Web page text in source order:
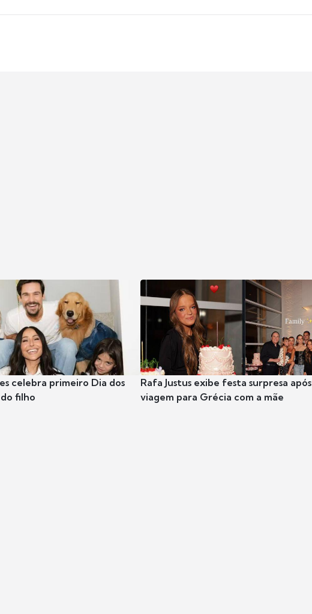
celebra primeiro Dia dos
do filho
Rafa Justus exibe festa surpresa após
viagem para Grécia com a mãe